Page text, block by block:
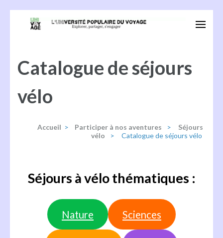
Entrée)
Catalogue de séjours
vélo
Accueil > Participer à nos aventures >
Séjours
vélo
> Catalogue de séjours vélo
Séjours à vélo thématiques :
Nature Sciences